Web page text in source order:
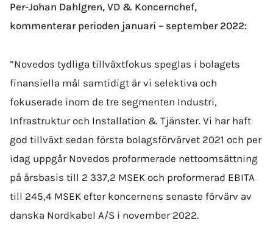
Per-Johan Dahlgren, VD & Koncernchef,
kommenterar perioden januari – september 2022:
”Novedos tydliga tillväxtfokus speglas i bolagets
finansiella mål samtidigt är vi selektiva och
fokuserade inom de tre segmenten Industri,
Infrastruktur och Installation & Tjänster. Vi har haft
god tillväxt sedan första bolags­förvärvet 2021 och per
idag uppgår Novedos proformerade nettoomsättning
på årsbasis till 2 337,2 MSEK och proformerad EBITA
till 245,4 MSEK efter koncernens senaste förvärv av
danska Nordkabel A/S i november 2022.